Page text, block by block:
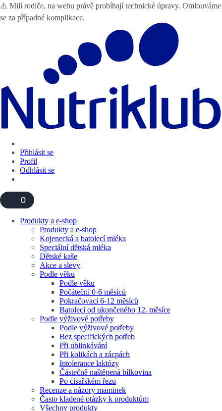
⚠️ Milí rodiče, na webu právě probíhají technické úpravy. Omlouváme
se za případné komplikace.
Přihlásit se
Profil
Odhlásit se
0
Produkty a e-shop
Produkty a e-shop
Kojenecká a batolecí mléka
Speciální dětská mléka
Dětské kaše
Akce a slevy
Podle věku
Podle věku
Počáteční 0-6 měsíců
Pokračovací 6-12 měsíců
Batolecí od ukončeného 12. měsíce
Podle výživové potřeby
Podle výživové potřeby
Bez specifických potřeb
Při ublinkávání
Při kolikách a zácpách
Intolerance laktózy
Částečně naštěpená bílkovina
Po císařském řezu
Recenze a názory maminek
Často kladené otázky k produktům
Všechny produkty